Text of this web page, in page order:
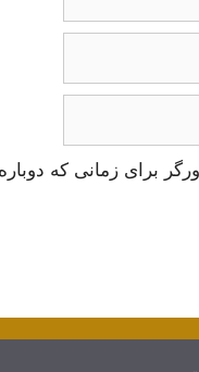
برای زمانی که